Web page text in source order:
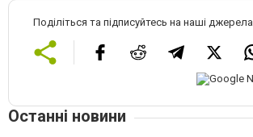
Поділіться та підписуйтесь на наші джерела
Останні новини